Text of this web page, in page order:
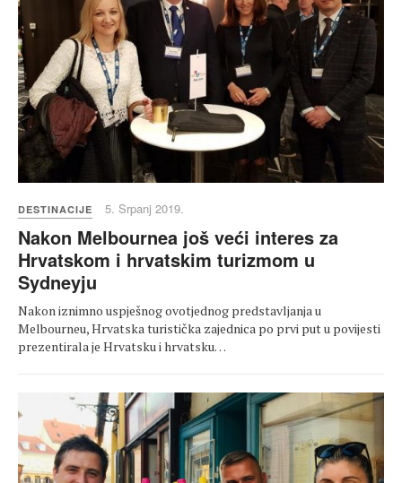
DESTINACIJE 5. Srpanj 2019.
Nakon Melbournea još veći interes za
Hrvatskom i hrvatskim turizmom u
Sydneyju
Nakon iznimno uspješnog ovotjednog predstavljanja u
Melbourneu, Hrvatska turistička zajednica po prvi put u povijesti
prezentirala je Hrvatsku i hrvatsku…